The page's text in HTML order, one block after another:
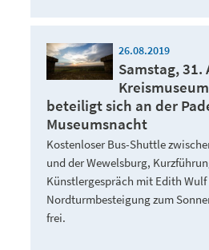
26.08.2019
Samstag, 31.
beteiligt sich an der
Museumsnacht
Kostenloser Bus-Shuttle
und der Wewelsburg,
Künstlergespräch mit Edith Wulf
Nordturmbesteigung zum
frei.